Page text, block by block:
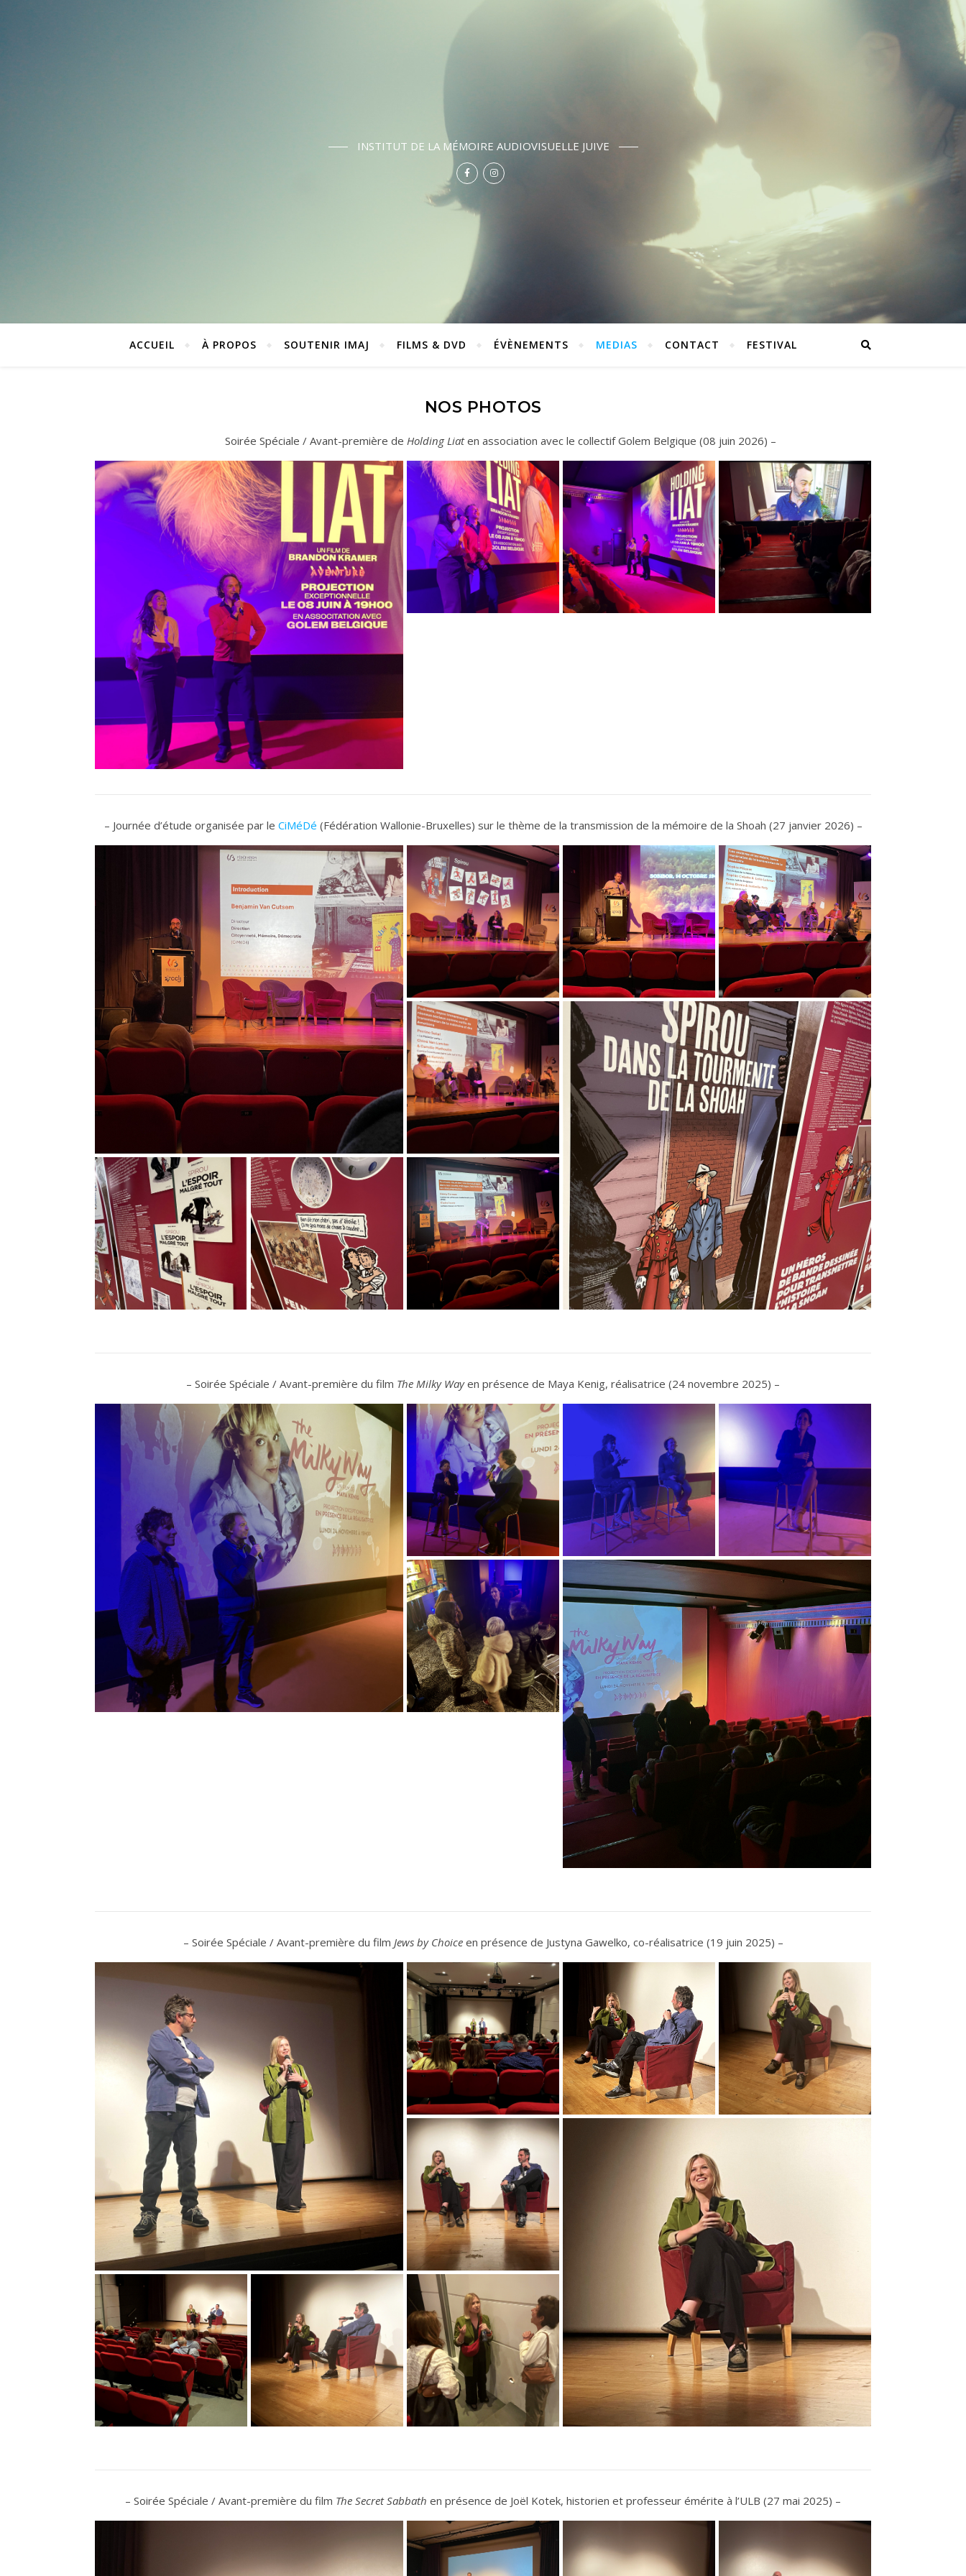
INSTITUT DE LA MÉMOIRE AUDIOVISUELLE JUIVE
ACCUEIL À PROPOS SOUTENIR IMAJ FILMS & DVD ÉVÈNEMENTS MEDIAS CONTACT FESTIVAL
NOS PHOTOS
– Soirée Spéciale / Avant-première de Holding Liaten association avec le collectif Golem Belgique (08 juin 2026) –
– Journée d’étude organisée par le CiMéDé (Fédération Wallonie-Bruxelles) sur le thème de la transmission de la mémoire de la Shoah (27 janvier 2026) –
– Soirée Spéciale / Avant-première du film The Milky Wayen présence de Maya Kenig, réalisatrice (24 novembre 2025) –
– Soirée Spéciale / Avant-première du film Jews by Choiceen présence de Justyna Gawelko, co-réalisatrice (19 juin 2025) –
– Soirée Spéciale / Avant-première du film The Secret Sabbath en présence de Joël Kotek, historien et professeur émérite à l’ULB (27 mai 2025) –